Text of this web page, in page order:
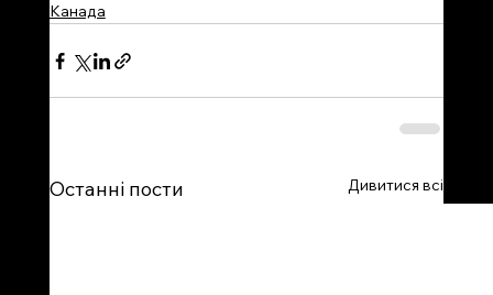
Канада
Останні пости Дивитися всі